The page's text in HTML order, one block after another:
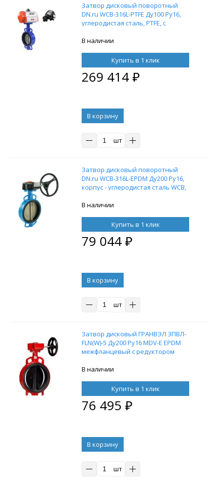
Затвор дисковый поворотный
DN.ru WCB-316L-PTFE Ду100 Ру16,
углеродистая сталь, PTFE, с
возвратными пружинами и с
поворотным позиционером DN.ru
YT-1000RSI с обратной связью
В наличии
Купить в 1 клик
269 414₽
В корзину
шт
Затвор дисковый поворотный
DN.ru WCB-316L-EPDM Ду200 Ру16,
корпус - углеродистая сталь WCB,
уплотнение - EPDM, межфланцевый,
В наличии
Купить в 1 клик
79 044₽
В корзину
шт
Затвор дисковый ГРАНВЭЛ ЗПВЛ-
FLN(W)-5 Ду200 Ру16 MDV-E EPDM
межфланцевый с редуктором
В наличии
Купить в 1 клик
76 495 ₽
В корзину
шт